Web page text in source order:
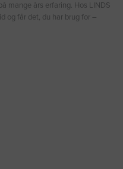
mange års erfaring. Hos LINDS
og får det, du har brug for –